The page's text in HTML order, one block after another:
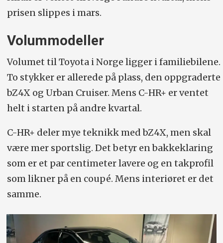
prisen slippes i mars.
Volummodeller
Volumet til Toyota i Norge ligger i familiebilene.
To stykker er allerede på plass, den oppgraderte
bZ4X og Urban Cruiser. Mens C-HR+ er ventet
helt i starten på andre kvartal.
C-HR+ deler mye teknikk med bZ4X, men skal
være mer sportslig. Det betyr en bakkeklaring
som er et par centimeter lavere og en takprofil
som likner på en coupé. Mens interiøret er det
samme.